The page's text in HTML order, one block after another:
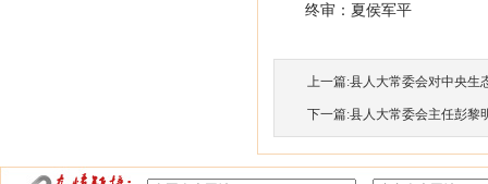
终审：夏侯军平
上一篇:县人大常委会对中央生
下一篇:县人大常委会主任彭黎